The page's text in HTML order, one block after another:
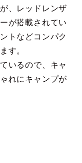
、レッドレンザ
が搭載されてい
トなどコンパク
す。
いるので、キャ
れにキャンプが